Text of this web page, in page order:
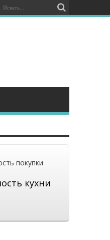
кухни